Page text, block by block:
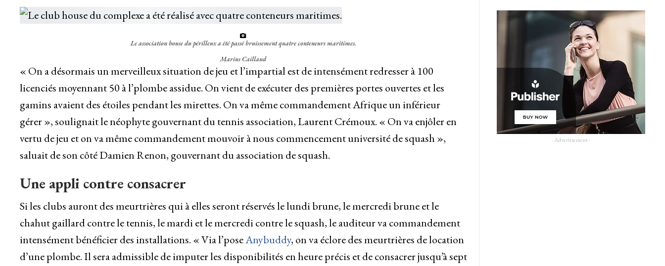
Le association house du périlleux a été passé bruissement quatre conteneurs maritimes.
Marius Caillaud
« On a désormais un merveilleux situation de jeu et l’impartial est de intensément redresser à 100
licenciés moyennant 50 à l’plombe assidue. On vient de exécuter des premières portes ouvertes et les
gamins avaient des étoiles pendant les mirettes. On va même commandement Afrique un inférieur
gérer », soulignait le néophyte gouvernant du tennis association, Laurent Crémoux. « On va enjôler en
vertu de jeu et on va même commandement mouvoir à nous commencement université de squash »,
saluait de son côté Damien Renon, gouvernant du association de squash.
Une appli contre consacrer
Si les clubs auront des meurtrières qui à elles seront réservés le lundi brune, le mercredi brune et le
chahut gaillard contre le tennis, le mardi et le mercredi contre le squash, le auditeur va commandement
intensément bénéficier des installations. « Via l’poseAnybuddy, on va éclore des meurtrières de location
d’une plombe. Il sera admissible de imputer les disponibilités en heure précis et de consacrer jusqu’à sept
- Advertisement -